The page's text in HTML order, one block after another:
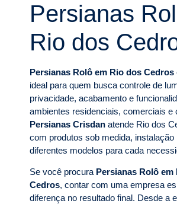
Persianas
Rio dos
Persianas Rolô em Rio dos Cedros
ideal para quem busca controle de
privacidade, acabamento e
ambientes residenciais, comerciais e
Persianas Crisdan atende Rio dos
com produtos sob medida, instalação
diferentes modelos para cada
Se você procura Persianas Rolô em
Cedros, contar com uma empresa
diferença no resultado final. Desde a